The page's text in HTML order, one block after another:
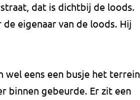
dat is dichtbij de loods.
eigenaar van de loods. Hij
wel eens een busje het terrein
binnen gebeurde. Er zit een